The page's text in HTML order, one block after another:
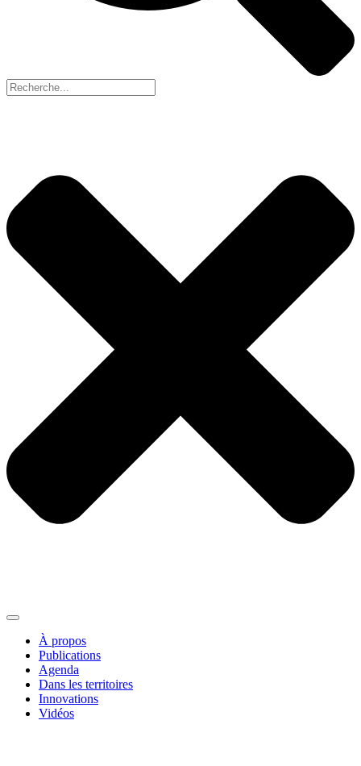
À propos
Publications
Agenda
Dans les territoires
Innovations
Vidéos